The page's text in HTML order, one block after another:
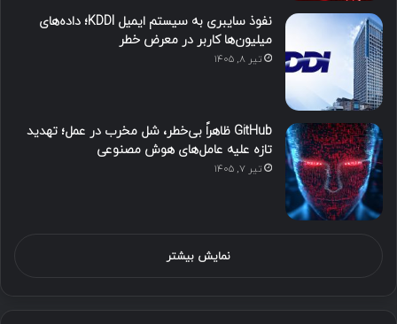
نفوذ سایبری به سیستم ایمیل KDDI؛ داده‌های
میلیون‌ها کاربر در معرض خطر
تیر ۸, ۱۴۰۵
GitHub ظاهراً بی‌خطر، شل مخرب در عمل؛ تهدید
تازه علیه عامل‌های هوش مصنوعی
تیر ۷, ۱۴۰۵
نمایش بیشتر